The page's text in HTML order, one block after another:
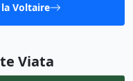
Voltaire
Viata